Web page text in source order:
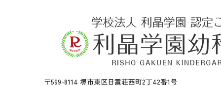
〒599-8114 堺市東区日置荘西町2丁42番1号